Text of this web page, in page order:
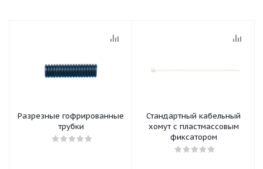
Разрезные гофрированные
трубки
Стандартный кабельный
хомут с пластмассовым
фиксатором